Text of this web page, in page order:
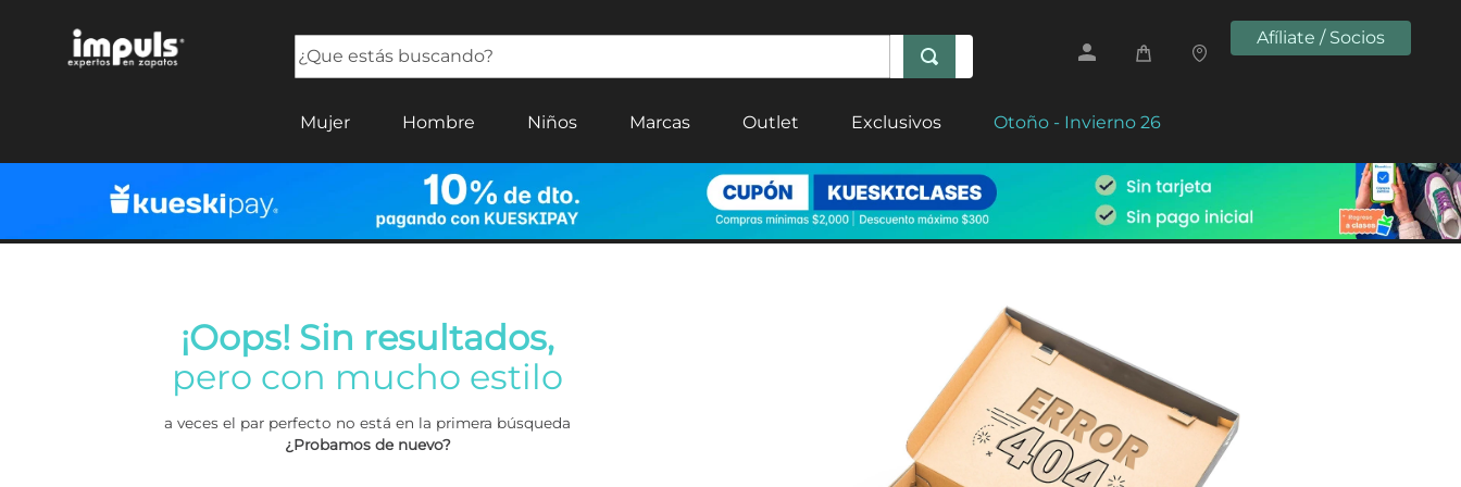
Afíliate / Socios
Mujer Hombre Niños Marcas Outlet Exclusivos Otoño - Invierno 26
¡Oops! Sin resultados,
pero con mucho estilo
a veces el par perfecto no está en la primera búsqueda
¿Probamos de nuevo?
sandalias mujer